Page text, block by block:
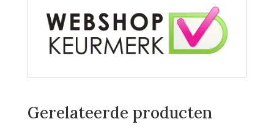
Gerelateerde producten